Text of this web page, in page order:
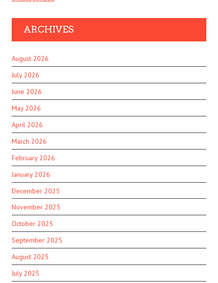
ARCHIVES
August 2026
July 2026
June 2026
May 2026
April 2026
March 2026
February 2026
January 2026
December 2025
November 2025
October 2025
September 2025
August 2025
July 2025